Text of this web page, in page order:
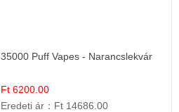
35000 Puff Vapes - Narancslekvár
Ft 6200.00
Eredeti ár： Ft 14686.00